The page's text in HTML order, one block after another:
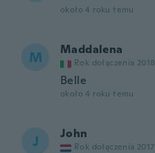
około 4 roku temu
M Maddalena
Rok dołączenia 2018
Belle
około 4 roku temu
J John
Rok dołączenia 2017